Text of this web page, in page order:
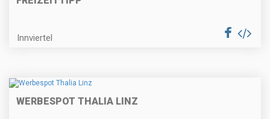
Innviertel
WERBESPOT THALIA LINZ